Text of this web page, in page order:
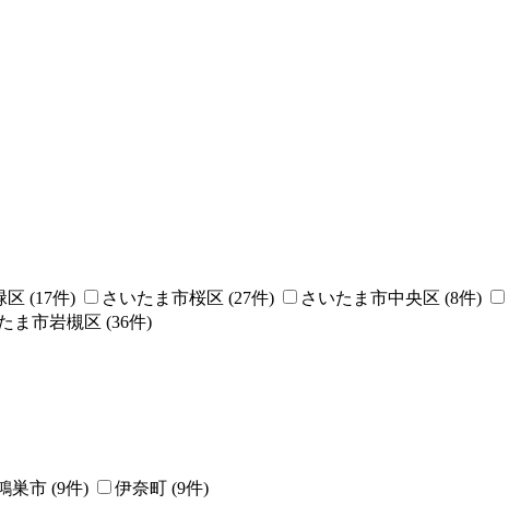
区 (17件) さいたま市桜区 (27件) さいたま市中央区 (8件)
ま市岩槻区 (36件)
巣市 (9件) 伊奈町 (9件)